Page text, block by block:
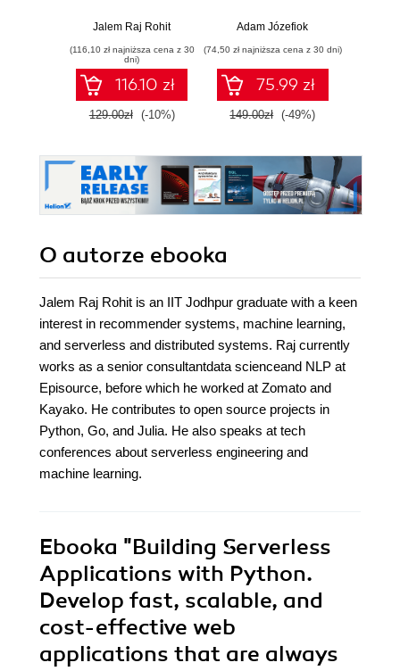
programming using
Jalem Raj Rohit
(116,10 zł najniższa cena z 30
dni)
116.10 zł
129.00zł (-10%)
Adam Józefiok
(74,50 zł najniższa cena z 30 dni)
75.99 zł
149.00zł (-49%)
O autorze ebooka
Jalem Raj Rohit is an IIT Jodhpur graduate with a keen
interest in recommender systems, machine learning,
and serverless and distributed systems. Raj currently
works as a senior consultantdata scienceand NLP at
Episource, before which he worked at Zomato and
Kayako. He contributes to open source projects in
Python, Go, and Julia. He also speaks at tech
conferences about serverless engineering and
machine learning.
Ebooka "Building Serverless
Applications with Python.
Develop fast, scalable, and
cost-effective web
applications that are always